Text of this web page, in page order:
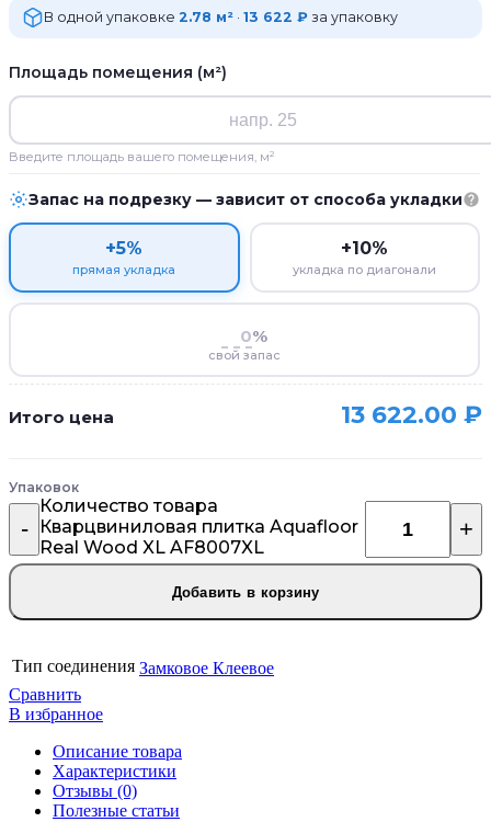
Тип соединения Замковое Клеевое
В одной упаковке 2.78 м² · 13 622 ₽ за упаковку
Площадь помещения (м²)
Введите площадь вашего помещения, м²
Запас на подрезку — зависит от способа укладки
+5%
прямая укладка
+10%
укладка по диагонали
%
свой запас
Итого цена 13 622.00 ₽
Упаковок
Количество товара
Кварцвиниловая плитка Aquafloor
Real Wood XL AF8007XL
Добавить в корзину
Сравнить
В избранное
Описание товара
Характеристики
Отзывы (0)
Полезные статьи